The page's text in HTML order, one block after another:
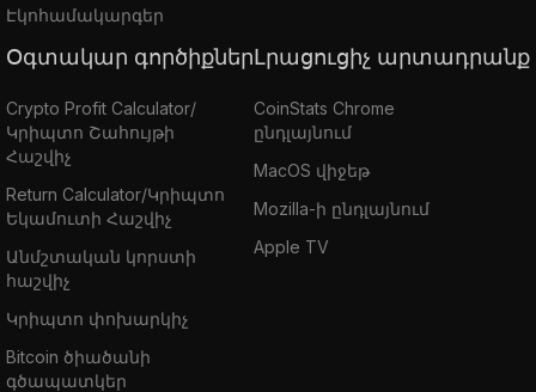
Էկոհամակարգեր
Օգտակար գործիքներ
Crypto Profit Calculator/
Կրիպտո Շահույթի
Հաշվիչ
Return Calculator/Կրիպտո
Եկամուտի Հաշվիչ
Անմշտական կորստի
հաշվիչ
Կրիպտո փոխարկիչ
Bitcoin ծիածանի
գծապատկեր
Լրացուցիչ արտադրանք
CoinStats Chrome
ընդլայնում
MacOS վիջեթ
Mozilla-ի ընդլայնում
Apple TV